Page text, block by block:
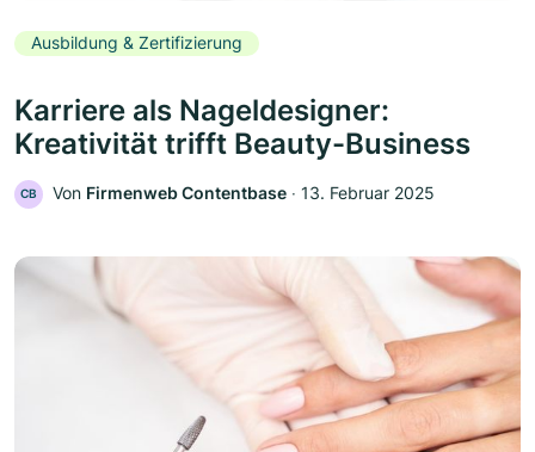
Ausbildung & Zertifizierung
Karriere als Nageldesigner:
Kreativität trifft Beauty-Business
CB Von Firmenweb Contentbase ‧ 13. Februar 2025